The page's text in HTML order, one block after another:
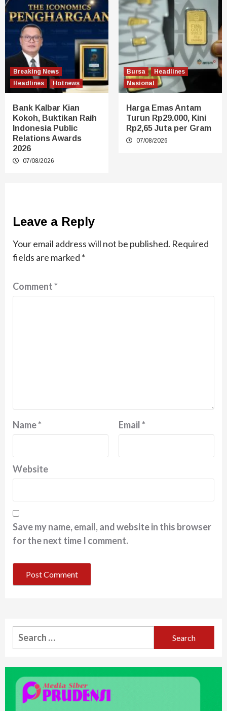
Breaking News
Headlines
Hotnews
Bank Kalbar Kian
Kokoh, Buktikan Raih
Indonesia Public
Relations Awards
2026
07/08/2026
Bursa
Headlines
Nasional
Harga Emas Antam
Turun Rp29.000, Kini
Rp2,65 Juta per Gram
07/08/2026
Leave a Reply
Your email address will not be published. Required
fields are marked *
Comment*
Name* Email*
Website
Save my name, email, and website in this browser
for the next time I comment.